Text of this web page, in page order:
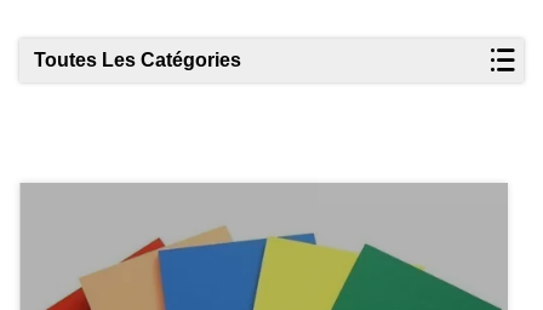
Toutes Les Catégories